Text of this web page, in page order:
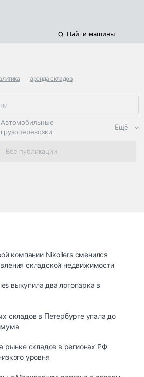
Найти машины
аренда складов
Автомобильные
грузоперевозки
Региональная
логистика
опасные грузы
страхование
Склады и
грузовые
Коммерческий
транспорт
Ещё
Все публикации
компании Nikoliers сменился
складской недвижимости
выкупила два логопарка в
складов в Петербурге упала до
рынке складов в регионах РФ
уровня